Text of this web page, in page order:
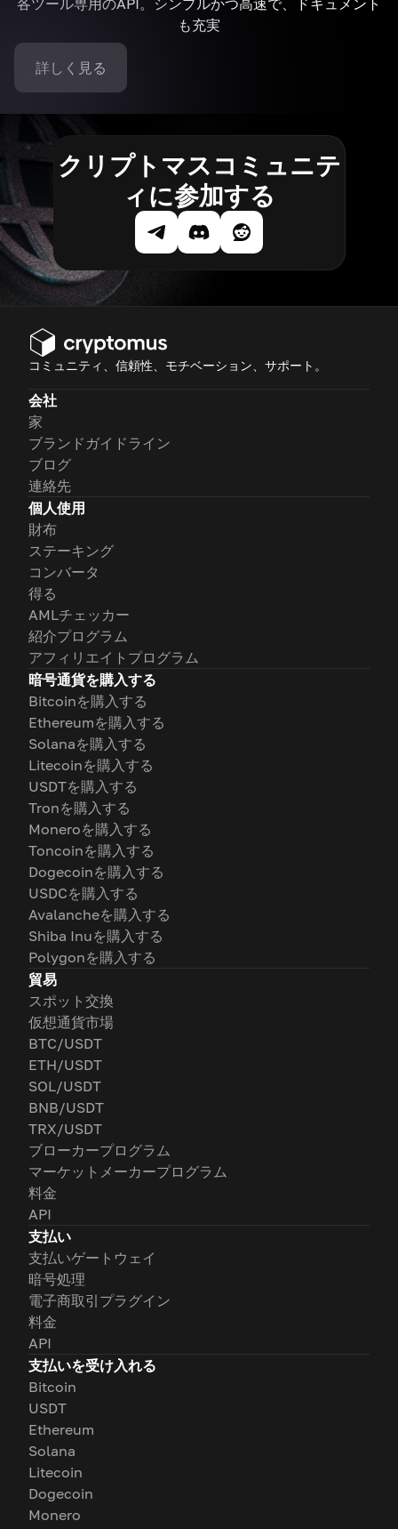
各ツール専用のAPI。シンプルかつ高速で、ドキュメント
も充実
詳しく見る
クリプトマスコミュニテ
ィに参加する
コミュニティ、信頼性、モチベーション、サポート。
会社
家
ブランドガイドライン
ブログ
連絡先
個人使用
財布
ステーキング
コンバータ
得る
AMLチェッカー
紹介プログラム
アフィリエイトプログラム
暗号通貨を購入する
Bitcoinを購入する
Ethereumを購入する
Solanaを購入する
Litecoinを購入する
USDTを購入する
Tronを購入する
Moneroを購入する
Toncoinを購入する
Dogecoinを購入する
USDCを購入する
Avalancheを購入する
Shiba Inuを購入する
Polygonを購入する
貿易
スポット交換
仮想通貨市場
BTC/USDT
ETH/USDT
SOL/USDT
BNB/USDT
TRX/USDT
ブローカープログラム
マーケットメーカープログラム
料金
API
支払い
支払いゲートウェイ
暗号処理
電子商取引プラグイン
料金
API
支払いを受け入れる
Bitcoin
USDT
Ethereum
Solana
Litecoin
Dogecoin
Monero